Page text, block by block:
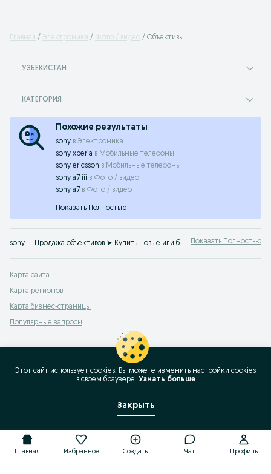
Главная Электроника Фото / видео Объективы
УЗБЕКИСТАН
КАТЕГОРИЯ
Похожие результаты
sony в Электроника
sony xperia в Мобильные телефоны
sony ericsson в Мобильные телефоны
sony a7 iii в Фото / видео
sony a7 в Фото / видео
Показать Полностью
sony — Продажа объективов ➤ Купить новые или б/у объективы на любые фотоаппараты по привлекательным ценам ☝ Выгодная купля/продажа фототехники на OLX.uz Показать Полностью
Карта сайта
Карта регионов
Карта бизнес-страницы
Популярные запросы
Главная Избранное Создать Чат Профиль
Этот сайт использует cookies. Вы можете изменить настройки cookies
в своeм браузере. Узнать больше
Закрыть